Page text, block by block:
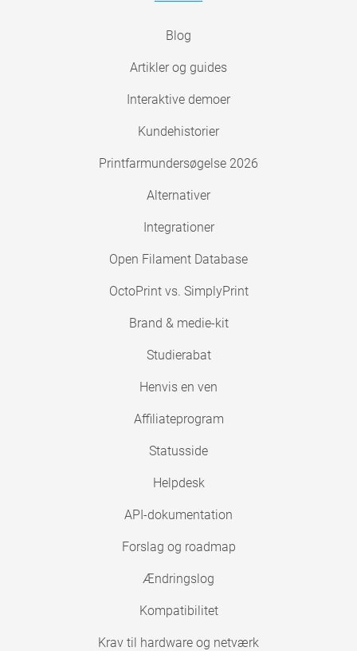
Blog
Artikler og guides
Interaktive demoer
Kundehistorier
Printfarmundersøgelse 2026
Alternativer
Integrationer
Open Filament Database
OctoPrint vs. SimplyPrint
Brand & medie-kit
Studierabat
Henvis en ven
Affiliateprogram
Statusside
Helpdesk
API-dokumentation
Forslag og roadmap
Ændringslog
Kompatibilitet
Krav til hardware og netværk